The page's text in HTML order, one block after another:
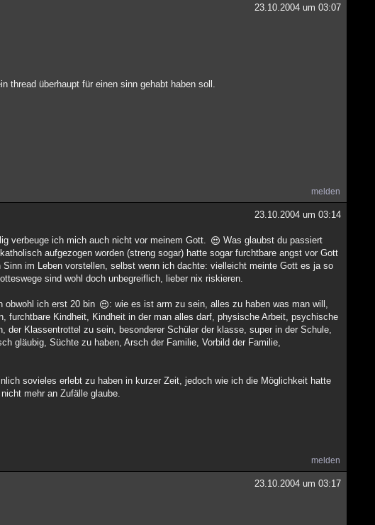
23.10.2004 um 03:07
thread überhaupt für einen sinn gehabt haben soll.
melden
23.10.2004 um 03:14
verbeuge ich mich auch nicht vor meinem Gott.
Was glaubst du passiert
aufgezogen worden (streng sogar) hatte sogar furchtbare angst vor Gott
im Leben vorstellen, selbst wenn ich dachte: vielleicht meinte Gott es ja so
sind wohl doch unbegreiflich, lieber nix riskieren.
obwohl ich erst 20 bin
: wie es ist arm zu sein, alles zu haben was man will,
furchtbare Kindheit, Kindheit in der man alles darf, physische Arbeit, psychische
der Klassentrottel zu sein, besonderer Schüler der klasse, super in der Schule,
gläubig, Süchte zu haben, Arsch der Familie, Vorbild der Familie,
sovieles erlebt zu haben in kurzer Zeit, jedoch wie ich die Möglichkeit hatte
mehr an Zufälle glaube.
melden
23.10.2004 um 03:17